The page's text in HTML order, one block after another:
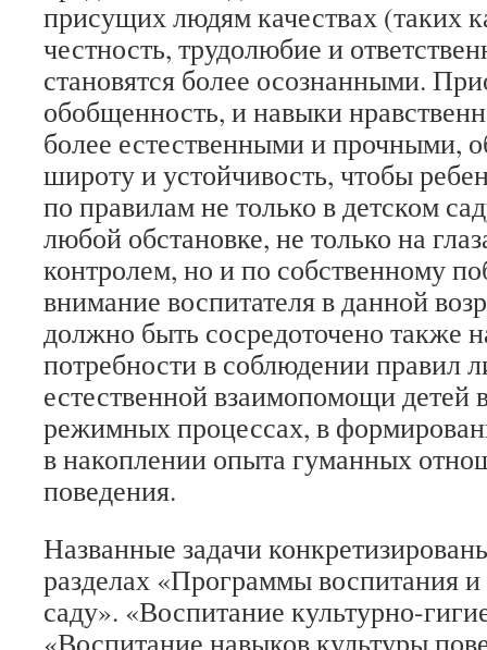
присущих людям качествах (таких
честность, трудолюбие и
становятся более осознанными.
обобщенность, и навыки
более естественными и прочными,
широту и устойчивость, чтобы
по правилам не только в детском
любой обстановке, не только на
контролем, но и по собственному
внимание воспитателя в данной
должно быть сосредоточено также
потребности в соблюдении правил
естественной взаимопомощи детей
режимных процессах, в
в накоплении опыта гуманных
поведения.
Названные задачи
разделах «Программы воспитания и
саду». «Воспитание культурно-
«Воспитание навыков культуры